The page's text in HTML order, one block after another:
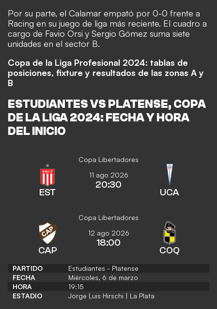
Por su parte, el Calamar empató por 0-0 frente a
Racing en su juego de liga más reciente. El cuadro a
cargo de Favio Orsi y Sergio Gómez suma siete
unidades en el sector B.
Copa de la Liga Profesional 2024: tablas de
posiciones, fixture y resultados de las zonas A y
B
ESTUDIANTES VS PLATENSE, COPA
DE LA LIGA 2024: FECHA Y HORA
DEL INICIO
Copa Libertadores
EST
11 ago 2026
20:30
UCA
Copa Libertadores
CAP
12 ago 2026
18:00
COQ
PARTIDO
Estudiantes - Platense
FECHA
Miércoles, 6 de marzo
HORA
19:15
ESTADIO
Jorge Luis Hirschi | La Plata